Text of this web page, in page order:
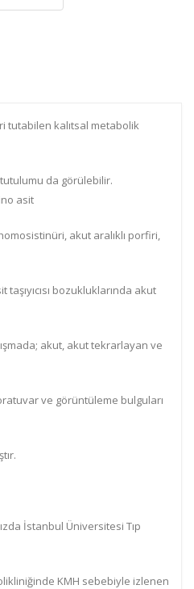
tutabilen kalıtsal metabolik
da görülebilir.
asit
akut aralıklı porfiri,
bozukluklarında akut
akut, akut tekrarlayan ve
ve görüntüleme bulguları
İstanbul Üniversitesi Tıp
KMH sebebiyle izlenen